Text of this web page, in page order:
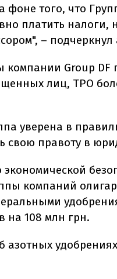
фоне того, что
платить налоги,
– подчеркнул
Group DF
лиц, ТРО
уверена в
свою правоту в
компаний
на 108 млн грн.
азотных